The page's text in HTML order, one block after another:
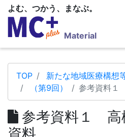
よむ、つかう、まなぶ。
Material
TOP
新たな地域医療構想
（第9回）
参考資料１
参考資料１ 高
資料